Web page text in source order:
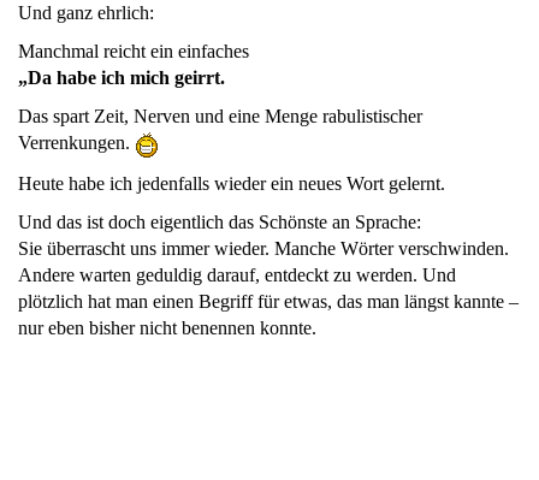
Und ganz ehrlich:
Manchmal reicht ein einfaches
„Da habe ich mich geirrt.
Das spart Zeit, Nerven und eine Menge rabulistischer
Verrenkungen.
Heute habe ich jedenfalls wieder ein neues Wort gelernt.
Und das ist doch eigentlich das Schönste an Sprache:
Sie überrascht uns immer wieder. Manche Wörter verschwinden.
Andere warten geduldig darauf, entdeckt zu werden. Und
plötzlich hat man einen Begriff für etwas, das man längst kannte –
nur eben bisher nicht benennen konnte.